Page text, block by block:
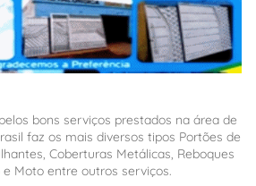
bons serviços prestados na área de
faz os mais diversos tipos Portões de
Coberturas Metálicas, Reboques
e Moto entre outros serviços.